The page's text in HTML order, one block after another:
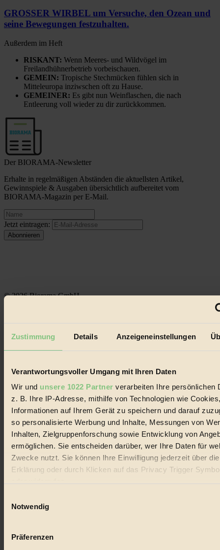
Zustimmung Details Anzeigeneinstellungen
Verantwortungsvoller Umgang mit Ihren Daten
Wir und unsere 1022 Partner verarbeiten Ihre persönlichen
z. B. Ihre IP-Adresse, mithilfe von Technologien wie
Informationen auf Ihrem Gerät zu speichern und darauf
so personalisierte Werbung und Inhalte, Messungen von
Inhalten, Zielgruppenforschung sowie Entwicklung von
ermöglichen. Sie entscheiden darüber, wer Ihre Daten für
Zwecke nutzt. Sie können Ihre Einwilligung jederzeit über
Erklärung oder durch Klicken auf das Privacy Trigger
Wenn Sie es erlauben, würden wir auch gerne:
Ihr Gerät durch aktives Scannen nach bestimmten
Notwendig
Präferenzen
GROSSER WIRBEL um Versuche, den Ozean und
seine Bewegungen festzuhalten.
Außerdem im Heft
RISKANT: Wenn Meeres- und Wildvögel im
Freilandhühnerbetrieb vorbeischauen.
GEMEIN: Tropische Stechmücken fühlen sich in
Mitteleuropa inziwschen oft zu Hause.
GEMEINER: Es gibt nun Weinflaschen, die nach
Entleerung voll wieder zu dir zurückkommen.
Der BIORAMA-Newsletter
Erhalte in regelmäßigen Abständen die aktuellsten Artikel,
Gewinnspiele & Ausgaben übersichtlich aufbereitet vom
BIORAMA-Magazin per E-Mail.
Jetzt eintragen:
© 2026 Biorama GmbH
Datenschutz
Handels mit Bioprodukten, des Fair-Trade sowie der Branche
alternativer Energien.
Social Media
22.601 Fans auf Facebook
Folge uns auf Instagram
Themen
Bio
#
Vegan